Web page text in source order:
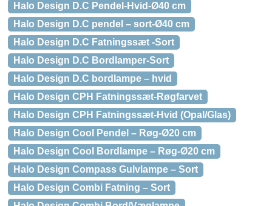
Halo Design D.C Pendel-Hvid-Ø40 cm
Halo Design D.C pendel – sort-Ø40 cm
Halo Design D.C Fatningssæt -Sort
Halo Design D.C Bordlamper-Sort
Halo Design D.C bordlampe – hvid
Halo Design CPH Fatningssæt-Røgfarvet
Halo Design CPH Fatningssæt-Hvid (Opal/Glas)
Halo Design Cool Pendel – Røg-Ø20 cm
Halo Design Cool Bordlampe – Røg-Ø20 cm
Halo Design Compass Gulvlampe – Sort
Halo Design Combi Fatning – Sort